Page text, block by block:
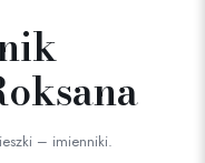
– imienniki.